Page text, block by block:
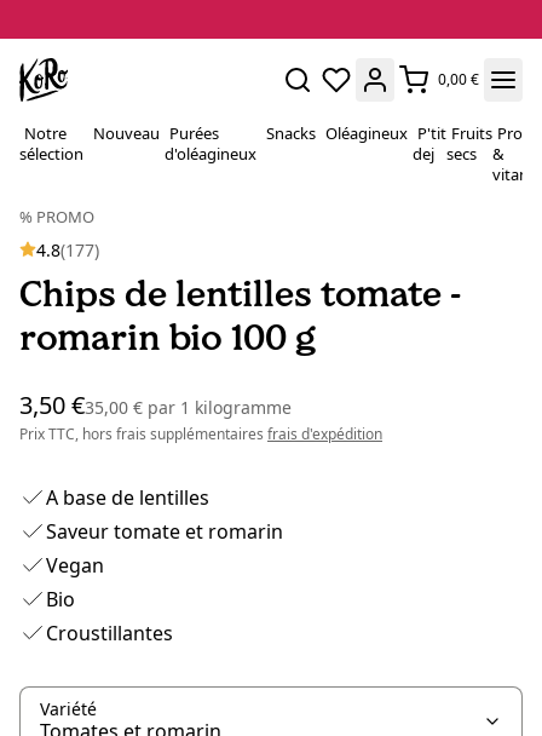
0,00 €
Notre
sélection
Nouveau Purées
d'oléagineux
Snacks Oléagineux P'tit
dej
Fruits
secs
&
% PROMO
4.8(177)
Chips de lentilles tomate -
romarin bio 100 g
3,50 €35,00 € par 1 kilogramme
Prix TTC, hors frais supplémentaires frais d'expédition
A base de lentilles
Saveur tomate et romarin
Vegan
Bio
Croustillantes
Variété